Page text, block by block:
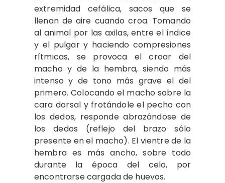
extremidad cefálica, sacos que se
llenan de aire cuando croa. Tomando
al animal por las axilas, entre el índice
y el pulgar y haciendo compresiones
rítmicas, se provoca el croar del
macho y de la hembra, siendo más
intenso y de tono más grave el del
primero. Colocando el macho sobre la
cara dorsal y frotándole el pecho con
los dedos, responde abrazándose de
los dedos (reflejo del brazo sólo
presente en el macho). El vientre de la
hembra es más ancho, sobre todo
durante la época del celo, por
encontrarse cargada de huevos.